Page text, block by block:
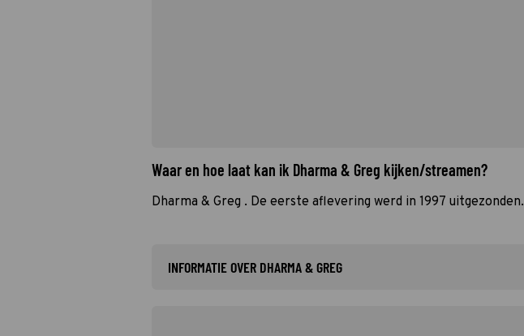
Waar en hoe laat kan ik Dharma & Greg kijken/streamen?
Dharma & Greg . De eerste aflevering werd in 1997 uitgezonden.
INFORMATIE OVER DHARMA & GREG